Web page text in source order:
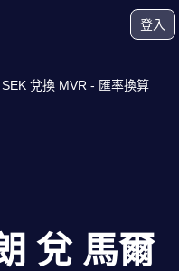
登入
兌換 MVR - 匯率換算
兌 馬爾